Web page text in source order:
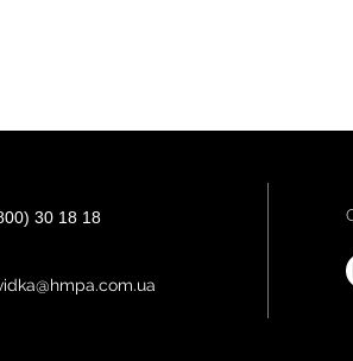
30 18 18